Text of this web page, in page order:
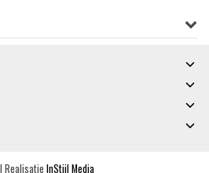
Realisatie InStijl Media